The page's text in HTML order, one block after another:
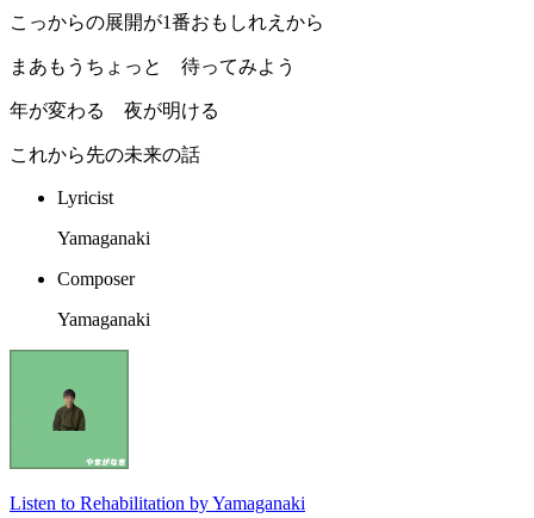
こっからの展開が1番おもしれえから
まあもうちょっと 待ってみよう
年が変わる 夜が明ける
これから先の未来の話
Lyricist
Yamaganaki
Composer
Yamaganaki
Listen to Rehabilitation by Yamaganaki